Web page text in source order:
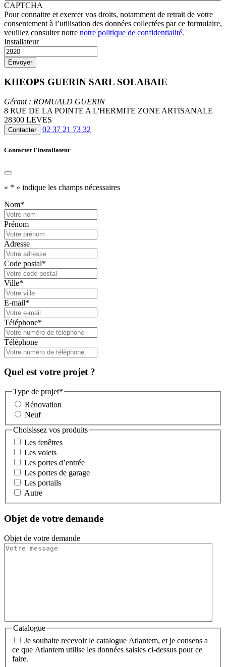
CAPTCHA
Pour connaitre et exercer vos droits, notamment de retrait de votre
consentement à l’utilisation des données collectées par ce formulaire,
veuillez consulter notre notre politique de confidentialité.
Installateur
KHEOPS GUERIN SARL SOLABAIE
Gérant : ROMUALD GUERIN
8 RUE DE LA POINTE A L'HERMITE ZONE ARTISANALE
28300 LEVES
Contacter 02 37 21 73 32
Contacter l'installateur
« * » indique les champs nécessaires
Nom*
Prénom
Adresse
Code postal*
Ville*
E-mail*
Téléphone*
Téléphone
Quel est votre projet ?
Type de projet*
Rénovation
Neuf
Choisissez vos produits
Les fenêtres
Les volets
Les portes d’entrée
Les portes de garage
Les portails
Autre
Objet de votre demande
Objet de votre demande
Catalogue
Je souhaite recevoir le catalogue Atlantem, et je consens a
ce que Atlantem utilise les données saisies ci-dessus pour ce
faire.